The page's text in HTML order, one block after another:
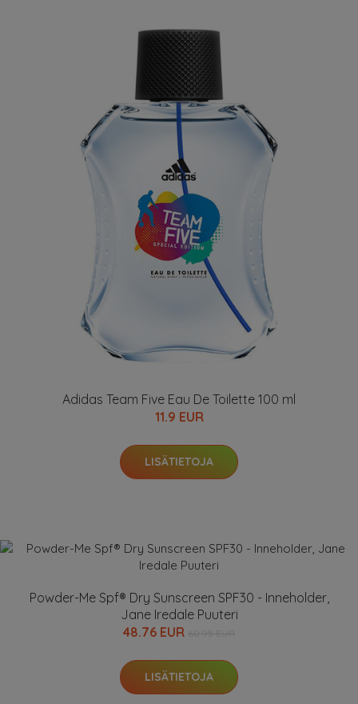
Adidas Team Five Eau De Toilette 100 ml
11.9 EUR
LISÄTIETOJA
Powder-Me Spf® Dry Sunscreen SPF30 - Inneholder,
Jane Iredale Puuteri
48.76 EUR
LISÄTIETOJA